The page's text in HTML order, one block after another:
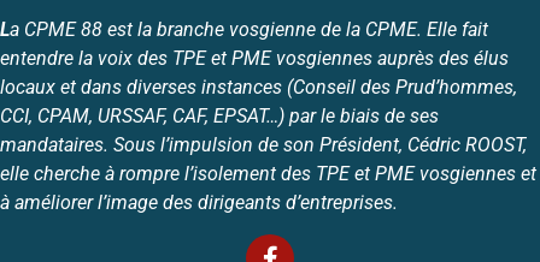
La CPME 88 est la branche vosgienne de la CPME. Elle fait
entendre la voix des TPE et PME vosgiennes auprès des élus
locaux et dans diverses instances (Conseil des Prud’hommes,
CCI, CPAM, URSSAF, CAF, EPSAT…) par le biais de ses
mandataires. Sous l’impulsion de son Président, Cédric ROOST,
elle cherche à rompre l’isolement des TPE et PME vosgiennes et
à améliorer l’image des dirigeants d’entreprises.